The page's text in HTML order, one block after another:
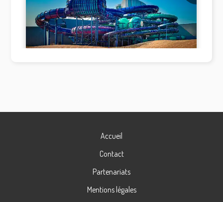
Accueil
Contact
Partenariats
Mentions légales